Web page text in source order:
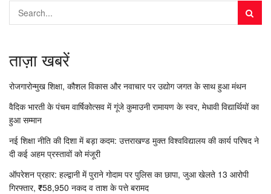
ताज़ा खबरें
रोजगारोन्मुख शिक्षा, कौशल विकास और नवाचार पर उद्योग जगत के साथ हुआ मंथन
वैदिक भारती के पंचम वार्षिकोत्सव में गूंजे कुमाउनी रामायण के स्वर, मेधावी विद्यार्थियों का
हुआ सम्मान
नई शिक्षा नीति की दिशा में बड़ा कदम: उत्तराखण्ड मुक्त विश्वविद्यालय की कार्य परिषद ने
दी कई अहम प्रस्तावों को मंजूरी
ऑपरेशन प्रहार: हल्द्वानी में पुराने गोदाम पर पुलिस का छापा, जुआ खेलते 13 आरोपी
गिरफ्तार, ₹58,950 नकद व ताश के पत्ते बरामद